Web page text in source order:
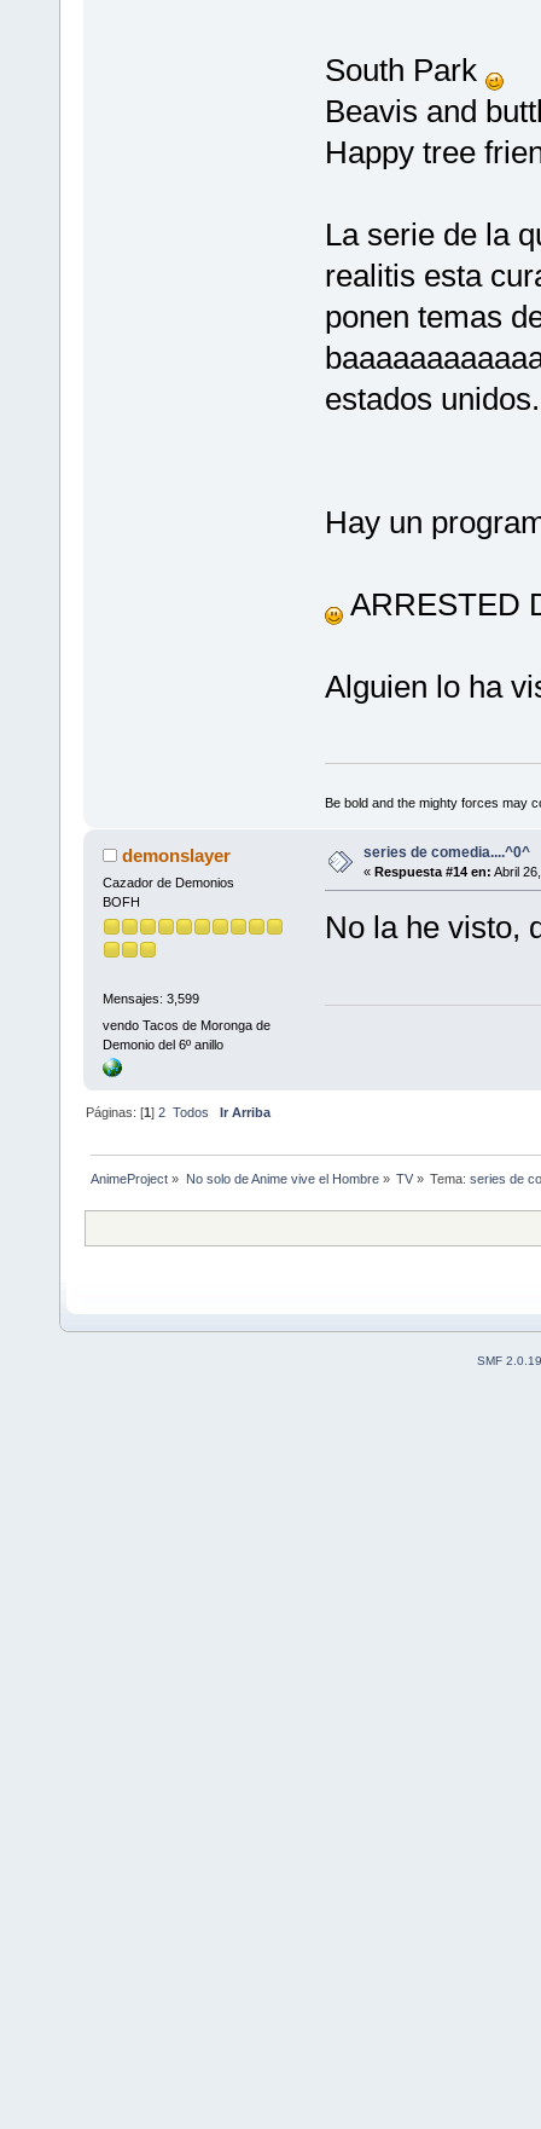
South Park
Beavis and
Happy tree
La serie de la
realitis esta
ponen temas
estados unidos.
Hay un
ARRESTED
Alguien lo ha
Be bold and the mighty forces may
demonslayer
Cazador de Demonios
BOFH
Mensajes: 3,599
vendo Tacos de Moronga de
Demonio del 6º anillo
series de comedia....^0^
« Respuesta #14 en: Abril
No la he visto,
Páginas: [1]2 Todos Ir Arriba
AnimeProject » No solo de Anime vive el Hombre» TV» Tema:series de
SMF 2.0.19